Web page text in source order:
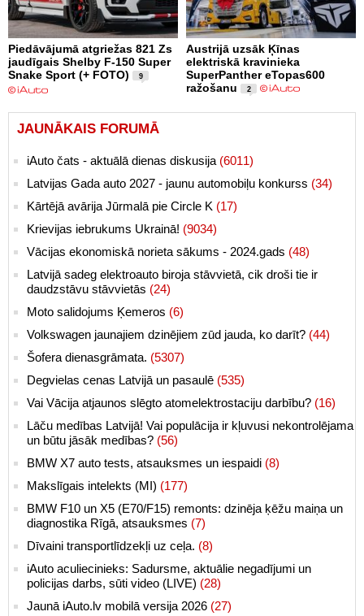
Piedāvājumā atgriežas 821 Zs
jaudīgais Shelby F-150 Super
Snake Sport (+ FOTO)
9
Austrijā uzsāk Ķīnas
elektriskā kravinieka
SuperPanther eTopas600
ražošanu
2
JAUNĀKAIS FORUMĀ
iAuto čats - aktuālā dienas diskusija (6011)
Latvijas Gada auto 2027 - jaunu automobiļu konkurss (34)
Kārtējā avārija Jūrmalā pie Circle K (17)
Krievijas iebrukums Ukrainā! (9034)
Vācijas ekonomiskā norieta sākums - 2024.gads (48)
Latvijā sadeg elektroauto biroja stāvvietā, cik droši tie ir
daudzstāvu stāvvietās (24)
Moto salidojums Ķemeros (6)
Volkswagen jaunajiem dzinējiem zūd jauda, ko darīt? (44)
Šofera dienasgrāmata. (5307)
Degvielas cenas Latvijā un pasaulē (535)
Vai Vācija atjaunos slēgto atomelektrostaciju darbību? (16)
Lāču medības Latvijā! Vai populācija ir kļuvusi nekontrolējama
un būtu jāsāk medības? (56)
BMW X7 auto tests, atsauksmes un iespaidi (8)
Makslīgais intelekts (MI) (177)
BMW F10 un X5 (E70/F15) remonts: dzinēja ķēžu maiņa un
diagnostika Rīgā, atsauksmes (7)
Dīvaini transportlīdzekļi uz ceļa. (8)
iAuto aculiecinieks: Sadursme, aktuālie negadījumi un
policijas darbs, sūti video (LIVE) (28)
Jaunā iAuto.lv mobilā versija 2026 (27)